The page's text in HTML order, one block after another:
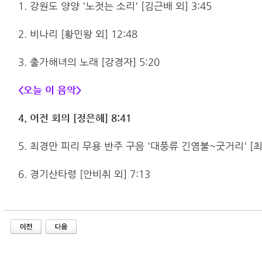
1. 강원도 양양 '노젓는 소리' [김근배 외] 3:45
2. 비나리 [황민왕 외] 12:48
3. 출가해녀의 노래 [강경자] 5:20
<오늘 이 음악>
4. 어전 회의 [정은혜] 8:41
5. 최경만 피리 무용 반주 구음 '대풍류 긴염불~굿거리' [
6. 경기산타령 [안비취 외] 7:13